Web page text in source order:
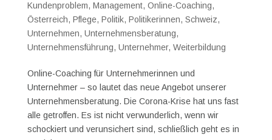
Kundenproblem, Management, Online-Coaching,
Österreich, Pflege, Politik, Politikerinnen, Schweiz,
Unternehmen, Unternehmensberatung,
Unternehmensführung, Unternehmer, Weiterbildung
Online-Coaching für Unternehmerinnen und
Unternehmer – so lautet das neue Angebot unserer
Unternehmensberatung. Die Corona-Krise hat uns fast
alle getroffen. Es ist nicht verwunderlich, wenn wir
schockiert und verunsichert sind, schließlich geht es in